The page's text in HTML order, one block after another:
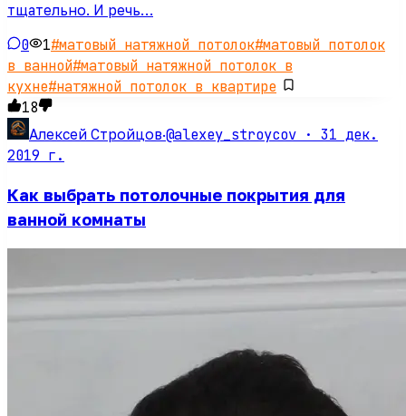
тщательно. И речь…
0 1#матовый натяжной потолок#матовый потолок
в ванной#матовый натяжной потолок в
кухне#натяжной потолок в квартире
18
Алексей Стройцов·@alexey_stroycov · 31 дек.
2019 г.
Как выбрать потолочные покрытия для
ванной комнаты